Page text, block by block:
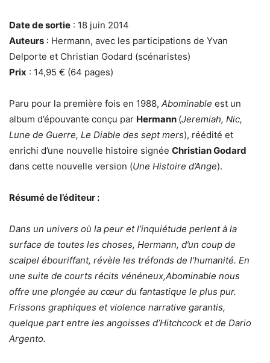
Date de sortie : 18 juin 2014
Auteurs : Hermann, avec les participations de Yvan
Delporte et Christian Godard (scénaristes)
Prix : 14,95 € (64 pages)
Paru pour la première fois en 1988, Abominable est un
album d’épouvante conçu par Hermann (Jeremiah, Nic,
Lune de Guerre, Le Diable des sept mers), réédité et
enrichi d’une nouvelle histoire signée ChristianGodard
dans cette nouvelle version (Une Histoire d’Ange).
Résumé de l’éditeur :
Dans un univers où la peur et l’inquiétude perlent à la
surface de toutes les choses, Hermann, d’un coup de
scalpel ébouriffant, révèle les tréfonds de l’humanité. En
une suite de courts récits vénéneux,Abominable nous
offre une plongée au cœur du fantastique le plus pur.
Frissons graphiques et violence narrative garantis,
quelque part entre les angoisses d’Hitchcock et de Dario
Argento.